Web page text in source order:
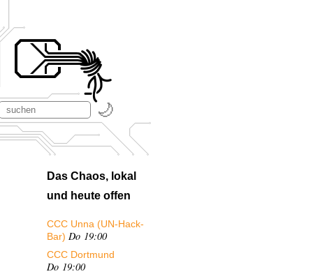
Das Chaos, lokal
und heute offen
CCC Unna (UN-Hack-
Bar) Do 19:00
CCC Dortmund
Do 19:00